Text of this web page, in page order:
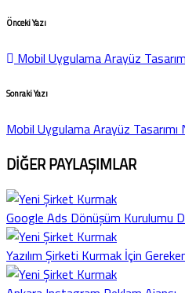
Önceki Yazı
Mobil Uygulama Arayüz
Sonraki Yazı
Mobil Uygulama Arayüz Tasarımı
DİĞER PAYLAŞIMLAR
Google Ads Dönüşüm Kurulumu
Yazılım Şirketi Kurmak İçin